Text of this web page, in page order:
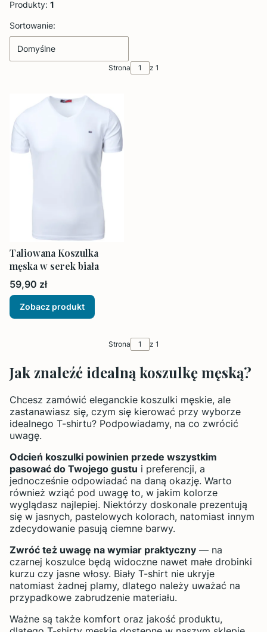
Produkty: 1
Lista produktów
Sortowanie:
Domyślne
Strona z 1
Taliowana Koszulka
męska w serek biała
Cena
59,90 zł
Zobacz produkt
Strona z 1
Jak znaleźć idealną koszulkę męską?
Chcesz zamówić eleganckie koszulki męskie, ale
zastanawiasz się, czym się kierować przy wyborze
idealnego T-shirtu? Podpowiadamy, na co zwrócić
uwagę.
Odcień koszulki powinien przede wszystkim
pasować do Twojego gustu i preferencji, a
jednocześnie odpowiadać na daną okazję. Warto
również wziąć pod uwagę to, w jakim kolorze
wyglądasz najlepiej. Niektórzy doskonale prezentują
się w jasnych, pastelowych kolorach, natomiast innym
zdecydowanie pasują ciemne barwy.
Zwróć też uwagę na wymiar praktyczny — na
czarnej koszulce będą widoczne nawet małe drobinki
kurzu czy jasne włosy. Biały T-shirt nie ukryje
natomiast żadnej plamy, dlatego należy uważać na
przypadkowe zabrudzenie materiału.
Ważne są także komfort oraz jakość produktu,